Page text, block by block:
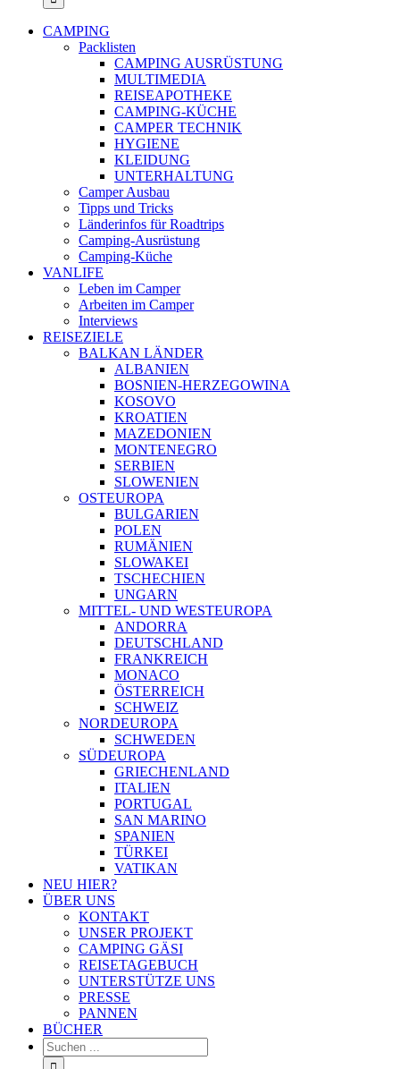
CAMPING
Packlisten
CAMPING AUSRÜSTUNG
MULTIMEDIA
REISEAPOTHEKE
CAMPING-KÜCHE
CAMPER TECHNIK
HYGIENE
KLEIDUNG
UNTERHALTUNG
Camper Ausbau
Tipps und Tricks
Länderinfos für Roadtrips
Camping-Ausrüstung
Camping-Küche
VANLIFE
Leben im Camper
Arbeiten im Camper
Interviews
REISEZIELE
BALKAN LÄNDER
ALBANIEN
BOSNIEN-HERZEGOWINA
KOSOVO
KROATIEN
MAZEDONIEN
MONTENEGRO
SERBIEN
SLOWENIEN
OSTEUROPA
BULGARIEN
POLEN
RUMÄNIEN
SLOWAKEI
TSCHECHIEN
UNGARN
MITTEL- UND WESTEUROPA
ANDORRA
DEUTSCHLAND
FRANKREICH
MONACO
ÖSTERREICH
SCHWEIZ
NORDEUROPA
SCHWEDEN
SÜDEUROPA
GRIECHENLAND
ITALIEN
PORTUGAL
SAN MARINO
SPANIEN
TÜRKEI
VATIKAN
NEU HIER?
ÜBER UNS
KONTAKT
UNSER PROJEKT
CAMPING GÄSI
REISETAGEBUCH
UNTERSTÜTZE UNS
PRESSE
PANNEN
BÜCHER
Suche
nach: